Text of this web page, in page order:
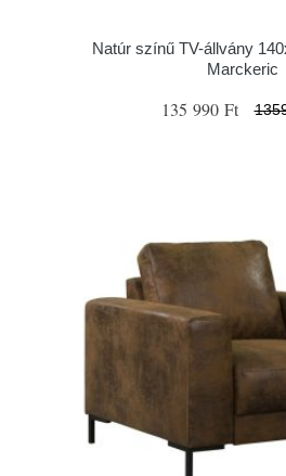
Natúr színű TV-állvány
Marckeric
135 990 Ft